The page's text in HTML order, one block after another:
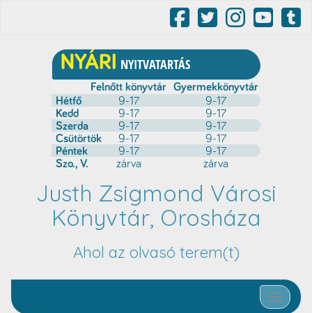
Justh Zsigmond Városi
Könyvtár, Orosháza
Ahol az olvasó terem(t)
Toggle